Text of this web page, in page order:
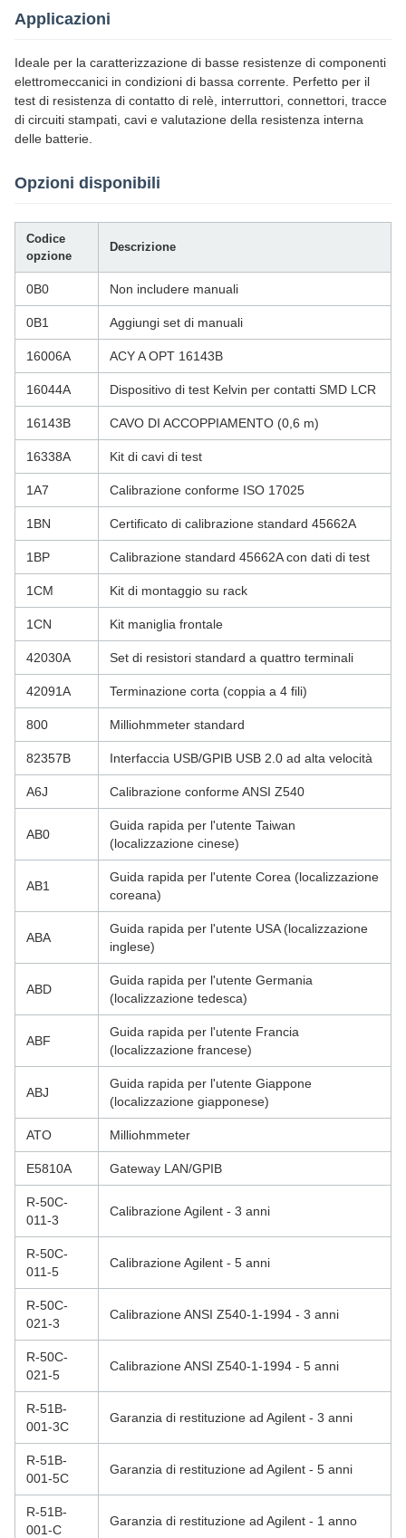
Applicazioni
Ideale per la caratterizzazione di basse resistenze di componenti
elettromeccanici in condizioni di bassa corrente. Perfetto per il
test di resistenza di contatto di relè, interruttori, connettori, tracce
di circuiti stampati, cavi e valutazione della resistenza interna
delle batterie.
Opzioni disponibili
Codice
opzione
Descrizione
0B0 Non includere manuali
0B1 Aggiungi set di manuali
16006A ACY A OPT 16143B
16044A Dispositivo di test Kelvin per contatti SMD LCR
16143B CAVO DI ACCOPPIAMENTO (0,6 m)
16338A Kit di cavi di test
1A7 Calibrazione conforme ISO 17025
1BN Certificato di calibrazione standard 45662A
1BP Calibrazione standard 45662A con dati di test
1CM Kit di montaggio su rack
1CN Kit maniglia frontale
42030A Set di resistori standard a quattro terminali
42091A Terminazione corta (coppia a 4 fili)
800 Milliohmmeter standard
82357B Interfaccia USB/GPIB USB 2.0 ad alta velocità
A6J Calibrazione conforme ANSI Z540
AB0
Guida rapida per l'utente Taiwan
(localizzazione cinese)
AB1
Guida rapida per l'utente Corea (localizzazione
coreana)
ABA
Guida rapida per l'utente USA (localizzazione
inglese)
ABD
Guida rapida per l'utente Germania
(localizzazione tedesca)
ABF
Guida rapida per l'utente Francia
(localizzazione francese)
ABJ
Guida rapida per l'utente Giappone
(localizzazione giapponese)
ATO Milliohmmeter
E5810A Gateway LAN/GPIB
R-50C-
011-3
Calibrazione Agilent - 3 anni
R-50C-
011-5
Calibrazione Agilent - 5 anni
R-50C-
021-3
Calibrazione ANSI Z540-1-1994 - 3 anni
R-50C-
021-5
Calibrazione ANSI Z540-1-1994 - 5 anni
R-51B-
001-3C
Garanzia di restituzione ad Agilent - 3 anni
R-51B-
001-5C
Garanzia di restituzione ad Agilent - 5 anni
R-51B-
001-C
Garanzia di restituzione ad Agilent - 1 anno